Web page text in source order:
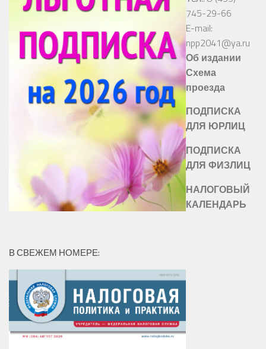
745-29-66
E-mail:
npp2041@ya.ru
Об издании
Схема
проезда
ПОДПИСКА
ДЛЯ ЮРЛИЦ
ПОДПИСКА
ДЛЯ ФИЗЛИЦ
НАЛОГОВЫЙ
КАЛЕНДАРЬ
В СВЕЖЕМ НОМЕРЕ: